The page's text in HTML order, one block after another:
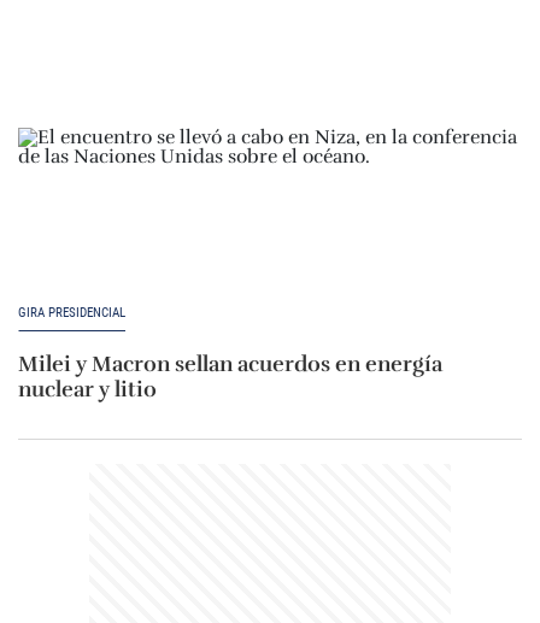
GIRA PRESIDENCIAL
Milei y Macron sellan acuerdos en energía
nuclear y litio